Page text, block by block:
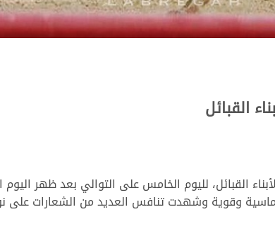
القبائل
6 كيلومترات والتي جاءت حماسية وقوية وشهدت تنافس العديد من